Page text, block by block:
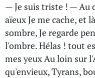
— Je suis triste ! — Au
aïeux Je me cache, et
sombre, Je regarde
l'ombre. Hélas ! tout
mes yeux Au loin sur
qu'envieux, Tyrans,